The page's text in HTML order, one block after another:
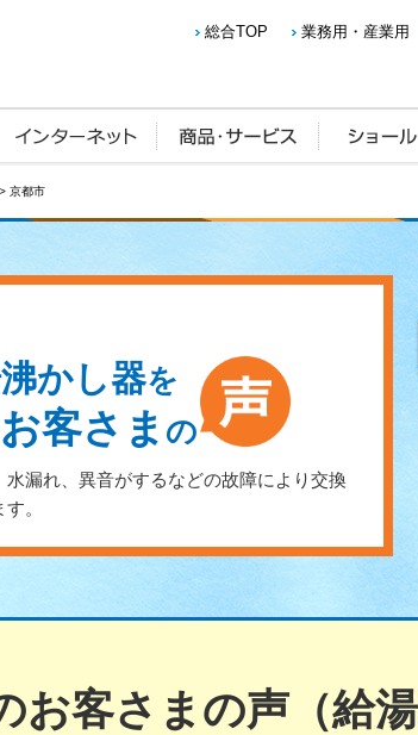
総合TOP 業務用・産業用
> 京都市
かし器を
お客さま の
漏れ、異音がするなどの故障により交換
。
お客さまの声（給湯